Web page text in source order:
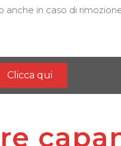
anche in caso di
Clicca qui